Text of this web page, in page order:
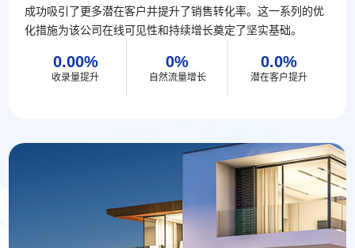
成功吸引了更多潜在客户并提升了销售转化率。这一系列的优
化措施为该公司在线可见性和持续增长奠定了坚实基础。
0.00
收录量提升
0
自然流量增长
0.0
潜在客户提升